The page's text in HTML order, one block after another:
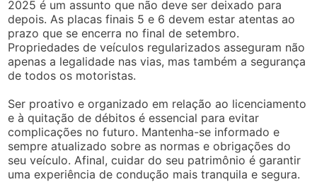
2025 é um assunto que não deve ser deixado para
depois. As placas finais 5 e 6 devem estar atentas ao
prazo que se encerra no final de setembro.
Propriedades de veículos regularizados asseguram não
apenas a legalidade nas vias, mas também a segurança
de todos os motoristas.
Ser proativo e organizado em relação ao licenciamento
e à quitação de débitos é essencial para evitar
complicações no futuro. Mantenha-se informado e
sempre atualizado sobre as normas e obrigações do
seu veículo. Afinal, cuidar do seu patrimônio é garantir
uma experiência de condução mais tranquila e segura.